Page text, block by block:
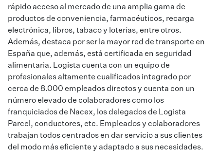
rápido acceso al mercado de una amplia gama de
productos de conveniencia, farmacéuticos, recarga
electrónica, libros, tabaco y loterías, entre otros.
Además, destaca por ser la mayor red de transporte en
España que, además, está certificada en seguridad
alimentaria. Logista cuenta con un equipo de
profesionales altamente cualificados integrado por
cerca de 8.000 empleados directos y cuenta con un
número elevado de colaboradores como los
franquiciados de Nacex, los delegados de Logista
Parcel, conductores, etc. Empleados y colaboradores
trabajan todos centrados en dar servicio a sus clientes
del modo más eficiente y adaptado a sus necesidades.